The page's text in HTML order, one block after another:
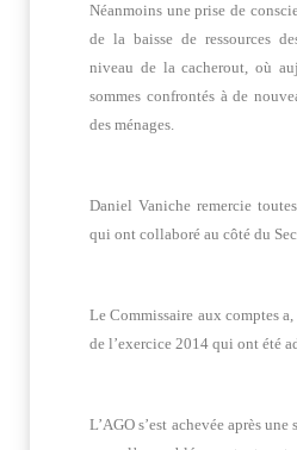
Néanmoins une prise de
de la baisse de ressources
niveau de la cacherout, où
sommes confrontés à de
des ménages.
Daniel Vaniche remercie
qui ont collaboré au côté du
Le Commissaire aux comptes
de l’exercice 2014 qui ont été
L’AGO s’est achevée après